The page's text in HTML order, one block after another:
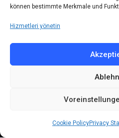
können bestimmte Merkmale und
Hizmetleri yönetin
Cookie PolicyPrivacy
E-Posta: cemevi@alevi.org